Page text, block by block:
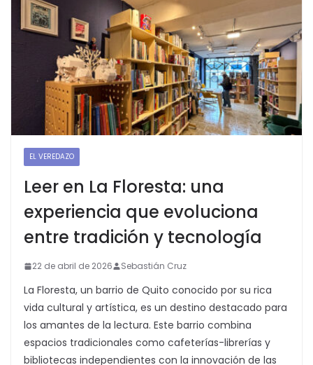
EL VEREDAZO
Leer en La Floresta: una
experiencia que evoluciona
entre tradición y tecnología
22 de abril de 2026 Sebastián Cruz
La Floresta, un barrio de Quito conocido por su rica
vida cultural y artística, es un destino destacado para
los amantes de la lectura. Este barrio combina
espacios tradicionales como cafeterías-librerías y
bibliotecas independientes con la innovación de las